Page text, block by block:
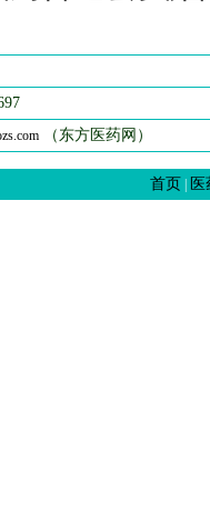
（东方医药网）
首页